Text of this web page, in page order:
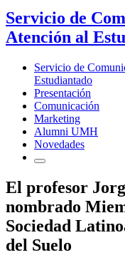
Servicio de
Atención al
Servicio de
Estudiantado
Presentación
Comunicación
Marketing
Alumni UMH
Novedades
El profesor
nombrado
Sociedad
del Suelo